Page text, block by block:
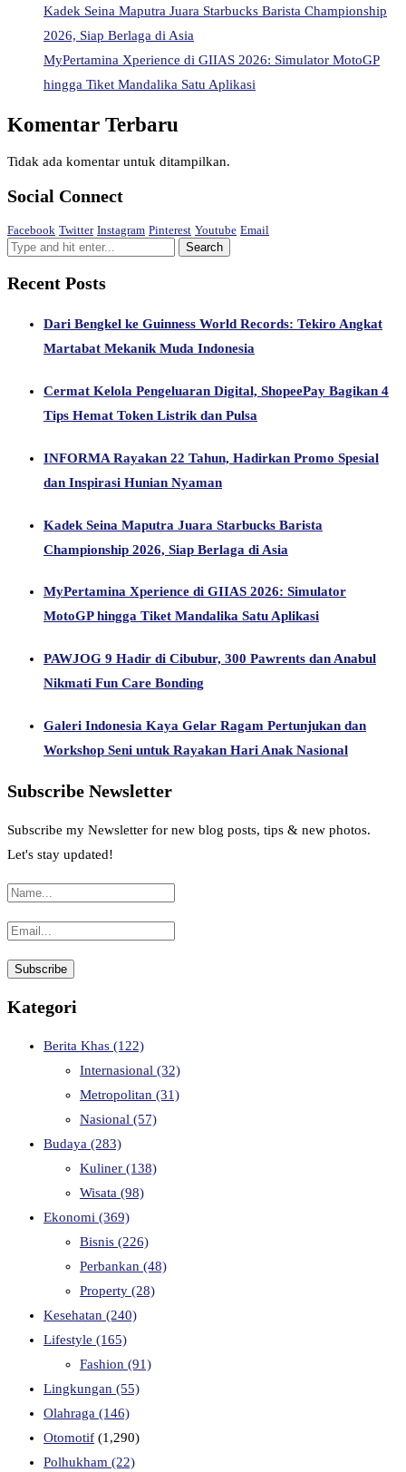
Kadek Seina Maputra Juara Starbucks Barista Championship
2026, Siap Berlaga di Asia
MyPertamina Xperience di GIIAS 2026: Simulator MotoGP
hingga Tiket Mandalika Satu Aplikasi
Komentar Terbaru
Tidak ada komentar untuk ditampilkan.
Social Connect
Facebook Twitter Instagram Pinterest Youtube Email
Recent Posts
Dari Bengkel ke Guinness World Records: Tekiro Angkat
Martabat Mekanik Muda Indonesia
Cermat Kelola Pengeluaran Digital, ShopeePay Bagikan 4
Tips Hemat Token Listrik dan Pulsa
INFORMA Rayakan 22 Tahun, Hadirkan Promo Spesial
dan Inspirasi Hunian Nyaman
Kadek Seina Maputra Juara Starbucks Barista
Championship 2026, Siap Berlaga di Asia
MyPertamina Xperience di GIIAS 2026: Simulator
MotoGP hingga Tiket Mandalika Satu Aplikasi
PAWJOG 9 Hadir di Cibubur, 300 Pawrents dan Anabul
Nikmati Fun Care Bonding
Galeri Indonesia Kaya Gelar Ragam Pertunjukan dan
Workshop Seni untuk Rayakan Hari Anak Nasional
Subscribe Newsletter
Subscribe my Newsletter for new blog posts, tips & new photos.
Let's stay updated!
Kategori
Berita Khas (122)
Internasional (32)
Metropolitan (31)
Nasional (57)
Budaya (283)
Kuliner (138)
Wisata (98)
Ekonomi (369)
Bisnis (226)
Perbankan (48)
Property (28)
Kesehatan (240)
Lifestyle (165)
Fashion (91)
Lingkungan (55)
Olahraga (146)
Otomotif (1,290)
Polhukham (22)